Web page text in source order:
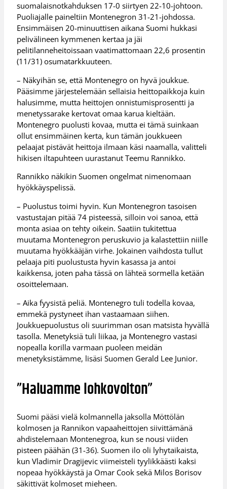
suomalaisnotkahduksen 17-0 siirtyen 22-10-johtoon.
Puoliajalle paineltiin Montenegron 31-21-johdossa.
Ensimmäisen 20-minuuttisen aikana Suomi hukkasi
pelivälineen kymmenen kertaa ja jäi
pelitilanneheitoissaan vaatimattomaan 22,6 prosentin
(11/31) osumatarkkuuteen.
– Näkyihän se, että Montenegro on hyvä joukkue.
Pääsimme järjestelemään sellaisia heittopaikkoja kuin
halusimme, mutta heittojen onnistumisprosentti ja
menetyssarake kertovat omaa karua kieltään.
Montenegro puolusti kovaa, mutta ei tämä suinkaan
ollut ensimmäinen kerta, kun tämän joukkueen
pelaajat pistävät heittoja ilmaan käsi naamalla, valitteli
hikisen iltapuhteen uurastanut Teemu Rannikko.
Rannikko näkikin Suomen ongelmat nimenomaan
hyökkäyspelissä.
– Puolustus toimi hyvin. Kun Montenegron tasoisen
vastustajan pitää 74 pisteessä, silloin voi sanoa, että
monta asiaa on tehty oikein. Saatiin tukitettua
muutama Montenegron peruskuvio ja kalastettiin niille
muutama hyökkääjän virhe. Jokainen vaihdosta tullut
pelaaja piti puolustusta hyvin kasassa ja antoi
kaikkensa, joten paha tässä on lähteä sormella ketään
osoittelemaan.
– Aika fyysistä peliä. Montenegro tuli todella kovaa,
emmekä pystyneet ihan vastaamaan siihen.
Joukkuepuolustus oli suurimman osan matsista hyvällä
tasolla. Menetyksiä tuli liikaa, ja Montenegro vastasi
nopealla korilla varmaan puoleen meidän
menetyksistämme, lisäsi Suomen Gerald Lee Junior.
”Haluamme lohkovoiton”
Suomi pääsi vielä kolmannella jaksolla Möttölän
kolmosen ja Rannikon vapaaheittojen siivittämänä
ahdistelemaan Montenegroa, kun se nousi viiden
pisteen päähän (31-36). Suomen ilo oli lyhytaikaista,
kun Vladimir Dragijevic viimeisteli tyylikkäästi kaksi
nopeaa hyökkäystä ja Omar Cook sekä Milos Borisov
säkittivät kolmoset mieheen.